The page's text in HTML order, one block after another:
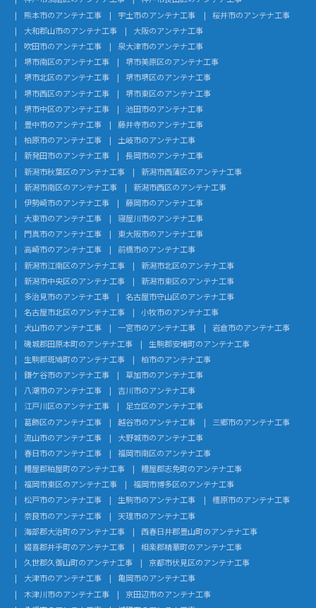
熊本市のアンテナ工事
宇土市のアンテナ工事
桜井市のアンテナ工事
大和郡山市のアンテナ工事
大阪のアンテナ工事
吹田市のアンテナ工事
泉大津市のアンテナ工事
堺市南区のアンテナ工事
堺市美原区のアンテナ工事
堺市北区のアンテナ工事
堺市堺区のアンテナ工事
堺市西区のアンテナ工事
堺市東区のアンテナ工事
堺市中区のアンテナ工事
池田市のアンテナ工事
豊中市のアンテナ工事
藤井寺市のアンテナ工事
柏原市のアンテナ工事
土岐市のアンテナ工事
新発田市のアンテナ工事
長岡市のアンテナ工事
新潟市秋葉区のアンテナ工事
新潟市西蒲区のアンテナ工事
新潟市南区のアンテナ工事
新潟市西区のアンテナ工事
伊勢崎市のアンテナ工事
藤岡市のアンテナ工事
大東市のアンテナ工事
寝屋川市のアンテナ工事
門真市のアンテナ工事
東大阪市のアンテナ工事
高崎市のアンテナ工事
前橋市のアンテナ工事
新潟市江南区のアンテナ工事
新潟市北区のアンテナ工事
新潟市中央区のアンテナ工事
新潟市東区のアンテナ工事
多治見市のアンテナ工事
名古屋市守山区のアンテナ工事
名古屋市北区のアンテナ工事
小牧市のアンテナ工事
犬山市のアンテナ工事
一宮市のアンテナ工事
岩倉市のアンテナ工事
磯城郡田原本町のアンテナ工事
生駒郡安堵町のアンテナ工事
生駒郡斑鳩町のアンテナ工事
柏市のアンテナ工事
鎌ケ谷市のアンテナ工事
草加市のアンテナ工事
八潮市のアンテナ工事
吉川市のアンテナ工事
江戸川区のアンテナ工事
足立区のアンテナ工事
葛飾区のアンテナ工事
越谷市のアンテナ工事
三郷市のアンテナ工事
流山市のアンテナ工事
大野城市のアンテナ工事
春日市のアンテナ工事
福岡市南区のアンテナ工事
糟屋郡粕屋町のアンテナ工事
糟屋郡志免町のアンテナ工事
福岡市東区のアンテナ工事
福岡市博多区のアンテナ工事
松戸市のアンテナ工事
生駒市のアンテナ工事
橿原市のアンテナ工事
奈良市のアンテナ工事
天理市のアンテナ工事
海部郡大治町のアンテナ工事
西春日井郡豊山町のアンテナ工事
綴喜郡井手町のアンテナ工事
相楽郡精華町のアンテナ工事
久世郡久御山町のアンテナ工事
京都市伏見区のアンテナ工事
大津市のアンテナ工事
亀岡市のアンテナ工事
木津川市のアンテナ工事
京田辺市のアンテナ工事